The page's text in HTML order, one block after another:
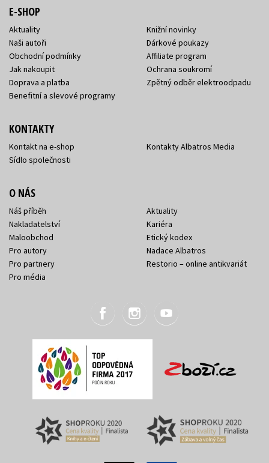
E-SHOP
Aktuality
Naši autoři
Obchodní podmínky
Jak nakoupit
Doprava a platba
Benefitní a slevové programy
Knižní novinky
Dárkové poukazy
Affiliate program
Ochrana soukromí
Zpětný odběr elektroodpadu
KONTAKTY
Kontakt na e-shop
Sídlo společnosti
Kontakty Albatros Media
O NÁS
Náš příběh
Nakladatelství
Maloobchod
Pro autory
Pro partnery
Pro média
Aktuality
Kariéra
Etický kodex
Nadace Albatros
Restorio – online antikvariát